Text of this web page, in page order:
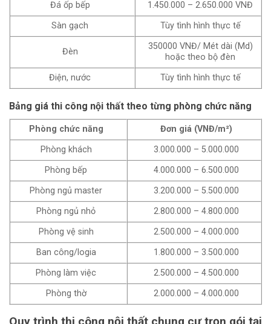
Đá ốp bếp
1.450.000 – 2.650.000 VNĐ
Sàn gạch
Tùy tình hình thực tế
Đèn
350000 VNĐ/ Mét dài (Md)
hoặc theo bộ đèn
Điện, nước
Tùy tình hình thực tế
Bảng giá thi công nội thất theo từng phòng chức năng
Phòng chức năng
Đơn giá (VNĐ/m²)
Phòng khách
3.000.000 – 5.000.000
Phòng bếp
4.000.000 – 6.500.000
Phòng ngủ master
3.200.000 – 5.500.000
Phòng ngủ nhỏ
2.800.000 – 4.800.000
Phòng vệ sinh
2.500.000 – 4.000.000
Ban công/logia
1.800.000 – 3.500.000
Phòng làm việc
2.500.000 – 4.500.000
Phòng thờ
2.000.000 – 4.000.000
Quy trình thi công nội thất chung cư trọn gói tại